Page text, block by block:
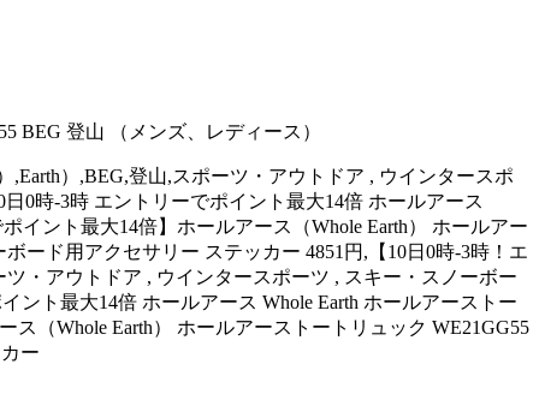
BEG 登山 （メンズ、レディース）
,Earth）,BEG,登山,スポーツ・アウトドア , ウインタースポ
0時-3時 エントリーでポイント最大14倍 ホールアース
イント最大14倍】ホールアース（Whole Earth） ホールアー
ード用アクセサリー ステッカー 4851円,【10日0時-3時！エ
ツ・アウトドア , ウインタースポーツ , スキー・スノーボー
ント最大14倍 ホールアース Whole Earth ホールアーストー
（Whole Earth） ホールアーストートリュック WE21GG55
ー